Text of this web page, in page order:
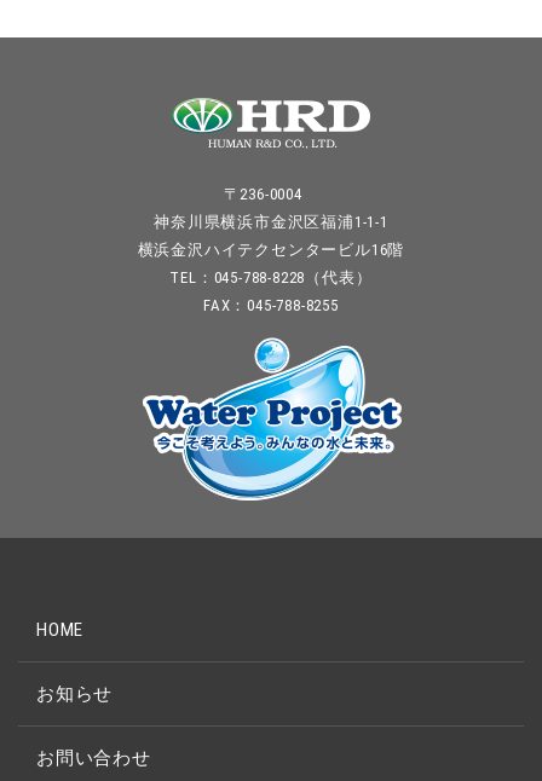
〒236-0004
神奈川県横浜市金沢区福浦1-1-1
横浜金沢ハイテクセンタービル16階
TEL：045-788-8228（代表）
FAX：045-788-8255
HOME
お知らせ
お問い合わせ